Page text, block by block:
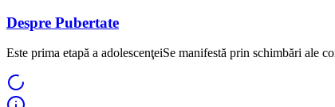
Despre Pubertate
Este prima etapă a adolescenţeiSe manifestă prin schimbări ale